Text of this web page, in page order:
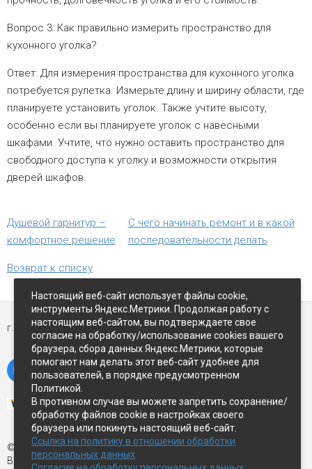
Вопрос 3: Как правильно измерить пространство для
кухонного уголка?
Ответ: Для измерения пространства для кухонного уголка
потребуется рулетка. Измерьте длину и ширину области, где
планируете установить уголок. Также учтите высоту,
особенно если вы планируете уголок с навесными
шкафами. Учтите, что нужно оставить пространство для
свободного доступа к уголку и возможности открытия
дверей шкафов.
Душевой гарнитур –
комфортное решение
С чего начинать ремонт и в какой
последовательности делать
Возврат к списку
г. Петропавловск-Камчатский,ул Восточное-шоссе, д.5
© Экспострой, 2026 г.
Все права защищены
Настоящий веб-сайт использует файлы cookie,
инструменты Яндекс.Метрики. Продолжая работу с
настоящим веб-сайтом, вы подтверждаете свое
согласие на обработку/использование cookies вашего
браузера, сбора данных Яндекс.Метрики, которые
помогают нам делать этот веб-сайт удобнее для
пользователей, в порядке предусмотренном
Политикой.
В противном случае вы можете запретить сохранение/
обработку файлов cookie в настройках своего
браузера или покинуть настоящий веб-сайт.
Ссылка на политику в отношении обработки
персональных данных